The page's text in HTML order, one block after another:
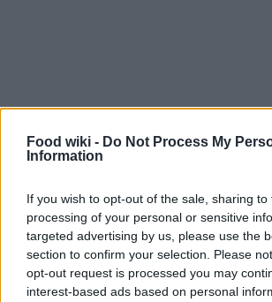
Food wiki - Do Not Process My
Information
If you wish to opt-out of the sale, sharing
processing of your personal or sensitive
targeted advertising by us, please use the
section to confirm your selection. Please
opt-out request is processed you may
interest-based ads based on personal